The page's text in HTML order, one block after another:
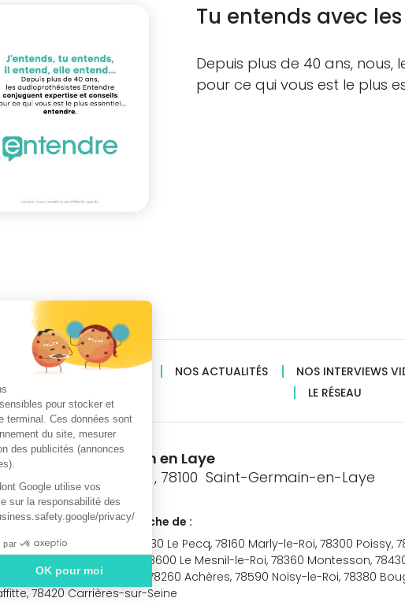
pour stocker et
terminal. Ces données sont
du site, mesurer
des publicités (annonces
Google utilise vos
sur la responsabilité des
privacy/
par
OK pour moi
: Personnalisez vos Options
Tu entends avec
Depuis plus de 40 ans, nous,
pour ce qui vous est le plus
NOS MARQUES NOS ACTUALITÉS NOS INTERVIEWS
LE RÉSEAU
Saint Germain en Laye
MICHEL PERICARD , 78100 Saint-Germain-en-Laye
en Laye (78100) est proche de :
78750 Mareil-Marly, 78230 Le Pecq, 78160 Marly-le-Roi, 78300
78110 Le Vésinet, 78600 Le Mesnil-le-Roi, 78360 Montesson,
Breteche, 78400 Chatou, 78260 Achères, 78590 Noisy-le-Roi, 78380
78420 Carrières-sur-Seine